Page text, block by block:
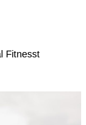
Fitnesst